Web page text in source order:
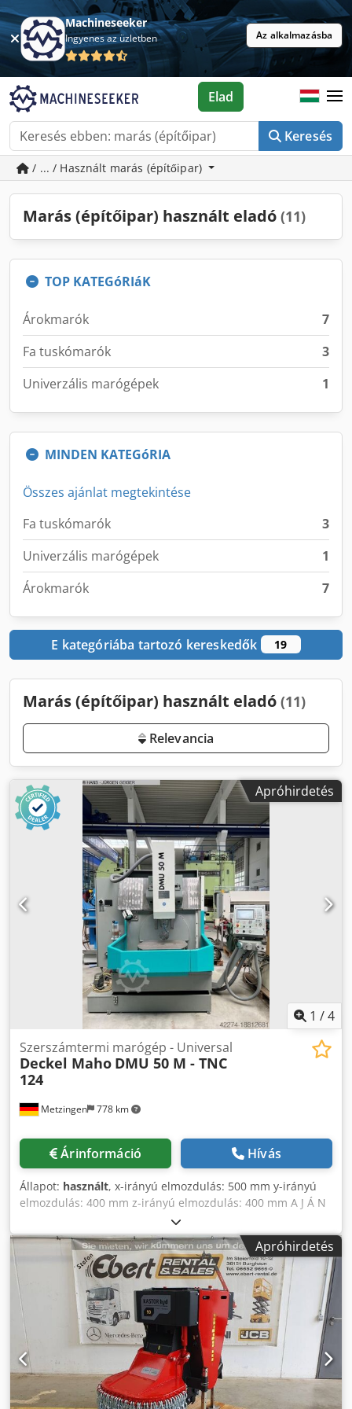
Machineseeker
Ingyenes az üzletben Az alkalmazásba
Keresés
Elad
/ ... / Használt marás (építőipar)
Marás (építőipar) használt eladó (11)
TOP KATEGóRIáK
Árokmarók
7
Fa tuskómarók
3
Univerzális marógépek
1
MINDEN KATEGóRIA
Összes ajánlat megtekintése
Fa tuskómarók
3
Univerzális marógépek
1
Árokmarók
7
E kategóriába tartozó kereskedők 19
Marás (építőipar) használt eladó (11)
Relevancia
Apróhirdetés
1 /4
Metzingen 778 km
Szerszámtermi marógép - Universal
Deckel Maho DMU 50 M - TNC
124
Árinformáció Hívás
Állapot: használt, x-irányú elmozdulás: 500 mm y-irányú
elmozdulás: 400 mm z-irányú elmozdulás: 400 mm A J Á N
L A T Készletről, a változtatás és közbenső eladás jogának
fenntartásával, kötelezettség nélkül ajánlani tudjuk:
DECKEL MAHO CNC univerzális marógép Credov Td Elopfx
Al Tsf Típus: DMU 50 M Gyártási év: 1998 _____
Munkatartomány: Hosszanti löket, X-tengely: 500 mm
Vertikális löket, Z-tengely: 400 mm Keresztirányú löket, Y-
tengely: 400 mm C-tengely – asztal forgatás, manuális:
360° B-tengely – asztal billentése, manuális: ° Asztalfelület:
Ø 700 x 500 mm Az asztal elfordítási tartománya: ° Asztal
elforgathatósága: 360° Max. munkadarab súly: 200 kg
Beépítési magasság asztal és orsó között kb.: 550 mm
Kinyúlás gép és orsó között min./max.: 2 - 6 mm
Apróhirdetés